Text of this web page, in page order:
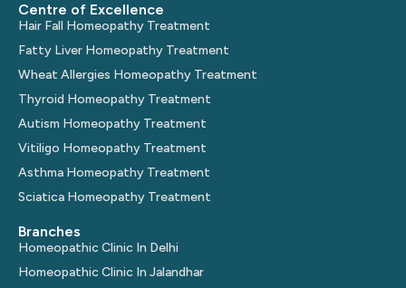
Centre of Excellence
Hair Fall Homeopathy Treatment
Fatty Liver Homeopathy Treatment
Wheat Allergies Homeopathy Treatment
Thyroid Homeopathy Treatment
Autism Homeopathy Treatment
Vitiligo Homeopathy Treatment
Asthma Homeopathy Treatment
Sciatica Homeopathy Treatment
Branches
Homeopathic Clinic In Delhi
Homeopathic Clinic In Jalandhar